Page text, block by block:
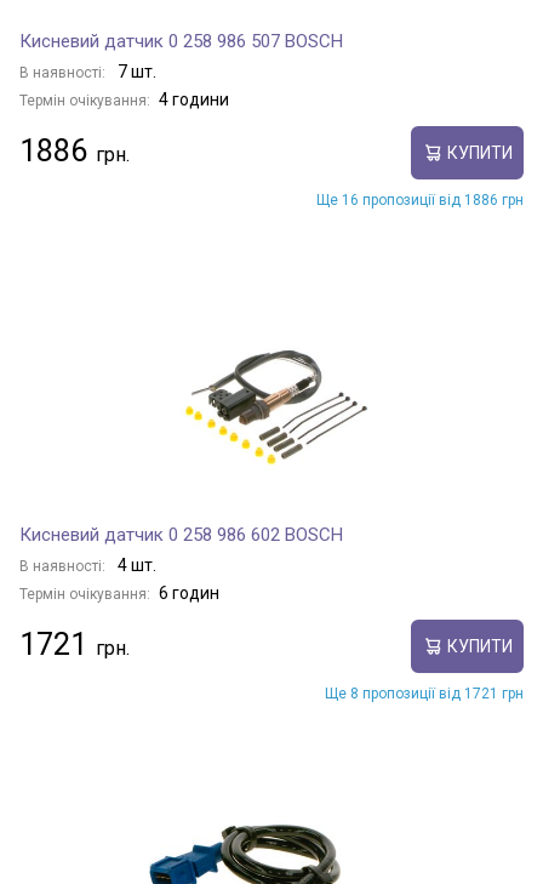
Кисневий датчик 0 258 986 507 BOSCH
В наявності: 7 шт.
Термін очікування: 4 години
1886 КУПИТИ
Ще 16 пропозиції від 1886 грн
Кисневий датчик 0 258 986 602 BOSCH
В наявності: 4 шт.
Термін очікування: 6 годин
1721 КУПИТИ
Ще 8 пропозиції від 1721 грн